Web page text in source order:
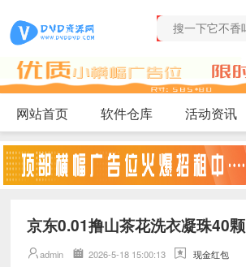
网站首页 软件仓库 活动资讯
京东0.01撸山茶花洗衣凝珠40颗
admin 2026-5-18 15:00:13 现金红包